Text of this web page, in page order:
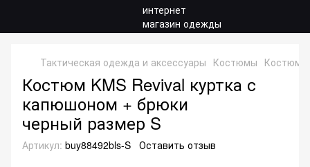
Тактическая одежда и аксессуары Костюмы Костюмы
Костюм KMS Revival куртка с
капюшоном + брюки
черный размер S
Артикул: buy88492bls-S Оставить отзыв